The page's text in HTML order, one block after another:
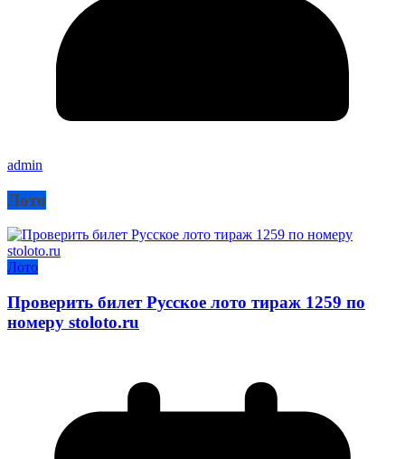
admin
Лото
Лото
Проверить билет Русское лото тираж 1259 по
номеру stoloto.ru